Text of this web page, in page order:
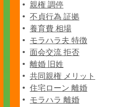
親権 調停
不貞行為 証拠
養育費 相場
モラハラ夫 特徴
面会交流 拒否
離婚 旧姓
共同親権 メリット
住宅ローン 離婚
モラハラ 離婚